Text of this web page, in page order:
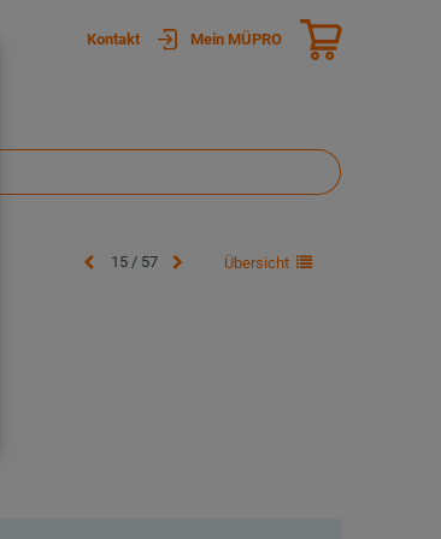
Kontakt Mein MÜPRO
15 / 57 Übersicht